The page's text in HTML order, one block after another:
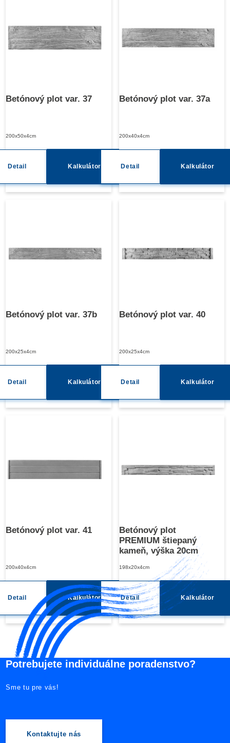
Betónový plot var. 37
200x50x4cm
Detail Kalkulátor
Betónový plot var. 37a
200x40x4cm
Detail Kalkulátor
Betónový plot var. 37b
200x25x4cm
Detail Kalkulátor
Betónový plot var. 40
200x25x4cm
Detail Kalkulátor
Betónový plot var. 41
200x40x4cm
Detail Kalkulátor
Betónový plot
PREMIUM štiepaný
kameň, výška 20cm
198x20x4cm
Detail Kalkulátor
Potrebujete individuálne poradenstvo?
Sme tu pre vás!
Kontaktujte nás